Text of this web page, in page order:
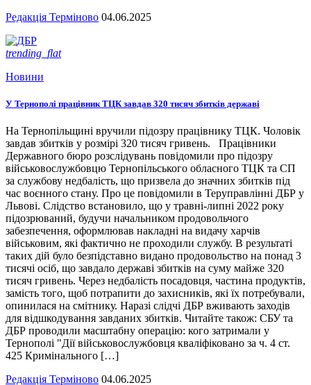
Редакція Терміново 04.06.2025
trending_flat
Новини
У Тернополі працівник ТЦК завдав 320 тисяч збитків державі
На Тернопільщині вручили підозру працівнику ТЦК. Чоловік
завдав збитків у розмірі 320 тисяч гривень. Працівники
Державного бюро розслідувань повідомили про підозру
військовослужбовцю Тернопільського обласного ТЦК та СП
за службову недбалість, що призвела до значних збитків під
час воєнного стану. Про це повідомили в Теруправлінні ДБР у
Львові. Слідство встановило, що у травні-липні 2022 року
підозрюваний, будучи начальником продовольчого
забезпечення, оформлював накладні на видачу харчів
військовим, які фактично не проходили службу. В результаті
таких дій було безпідставно видано продовольство на понад 3
тисячі осіб, що завдало державі збитків на суму майже 320
тисяч гривень. Через недбалість посадовця, частина продуктів,
замість того, щоб потрапити до захисників, які їх потребували,
опинилася на смітнику. Наразі слідчі ДБР вживають заходів
для відшкодування завданих збитків. Читайте також: СБУ та
ДБР проводили масштабну операцію: кого затримали у
Тернополі "Дії військовослужбовця кваліфіковано за ч. 4 ст.
425 Кримінального […]
Редакція Терміново 04.06.2025